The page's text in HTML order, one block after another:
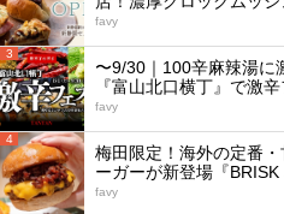
favy
3
〜9/30｜100辛麻辣湯に
『富山北口横丁』で激
favy
4
梅田限定！海外の定番
ーガーが新登場『BRISK
favy